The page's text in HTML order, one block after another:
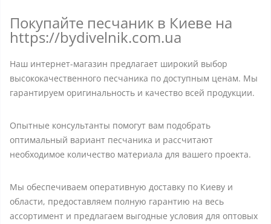
Покупайте песчаник в Киеве на
https://bydivelnik.com.ua
Наш интернет-магазин предлагает широкий выбор
высококачественного песчаника по доступным ценам. Мы
гарантируем оригинальность и качество всей продукции.
Опытные консультанты помогут вам подобрать
оптимальный вариант песчаника и рассчитают
необходимое количество материала для вашего проекта.
Мы обеспечиваем оперативную доставку по Киеву и
области, предоставляем полную гарантию на весь
ассортимент и предлагаем выгодные условия для оптовых